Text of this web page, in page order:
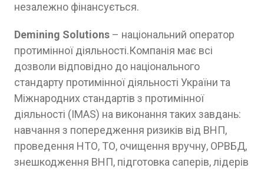
незалежно фінансується.
Demining Solutions – національний оператор
протимінної діяльності.Компанія має всі
дозволи відповідно до національного
стандарту протимінної діяльності України та
Міжнародних стандартів з протимінної
діяльності (IMAS) на виконання таких завдань:
навчання з попередження ризиків від ВНП,
проведення НТО, ТО, очищення вручну, ОРВБД,
знешкодження ВНП, підготовка саперів, лідерів